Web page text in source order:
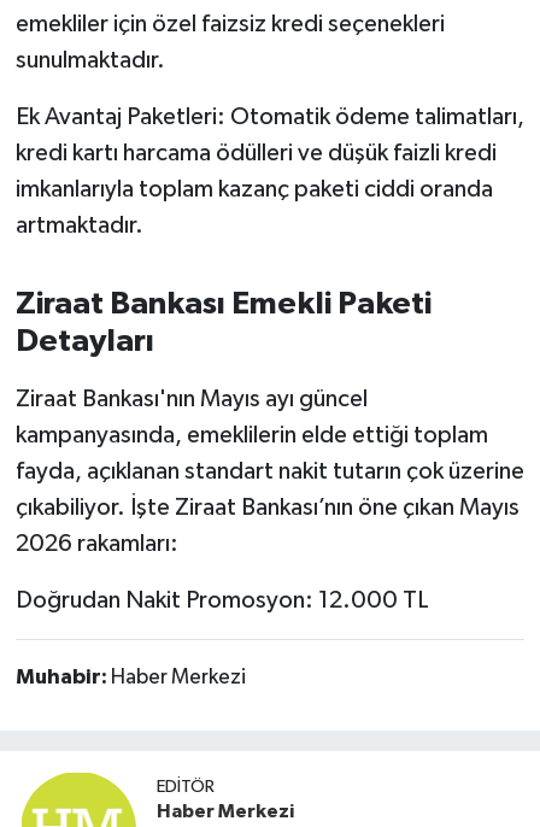
emekliler için özel faizsiz kredi seçenekleri
sunulmaktadır.
Ek Avantaj Paketleri: Otomatik ödeme talimatları,
kredi kartı harcama ödülleri ve düşük faizli kredi
imkanlarıyla toplam kazanç paketi ciddi oranda
artmaktadır.
Ziraat Bankası Emekli Paketi
Detayları
Ziraat Bankası'nın Mayıs ayı güncel
kampanyasında, emeklilerin elde ettiği toplam
fayda, açıklanan standart nakit tutarın çok üzerine
çıkabiliyor. İşte Ziraat Bankası’nın öne çıkan Mayıs
2026 rakamları:
Doğrudan Nakit Promosyon: 12.000 TL
Muhabir: Haber Merkezi
EDITÖR
Haber Merkezi
TARİHTE BUGÜN
TEKNOLOJİ
Trend
VİZYONDAKİLER